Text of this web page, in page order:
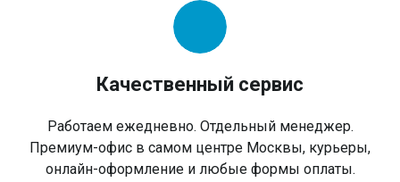
Качественный сервис
Работаем ежедневно. Отдельный менеджер.
Премиум-офис в самом центре Москвы, курьеры,
онлайн-оформление и любые формы оплаты.